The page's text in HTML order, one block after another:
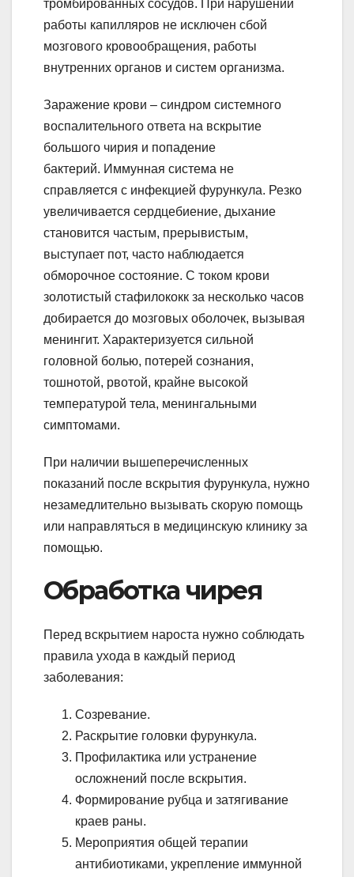
тромбированных сосудов. При нарушении
работы капилляров не исключен сбой
мозгового кровообращения, работы
внутренних органов и систем организма.
Заражение крови – синдром системного
воспалительного ответа на вскрытие
большого чирия и попадение
бактерий. Иммунная система не
справляется с инфекцией фурункула. Резко
увеличивается сердцебиение, дыхание
становится частым, прерывистым,
выступает пот, часто наблюдается
обморочное состояние. С током крови
золотистый стафилококк за несколько часов
добирается до мозговых оболочек, вызывая
менингит. Характеризуется сильной
головной болью, потерей сознания,
тошнотой, рвотой, крайне высокой
температурой тела, менингальными
симптомами.
При наличии вышеперечисленных
показаний после вскрытия фурункула, нужно
незамедлительно вызывать скорую помощь
или направляться в медицинскую клинику за
помощью.
Обработка чирея
Перед вскрытием нароста нужно соблюдать
правила ухода в каждый период
заболевания:
Созревание.
Раскрытие головки фурункула.
Профилактика или устранение
осложнений после вскрытия.
Формирование рубца и затягивание
краев раны.
Мероприятия общей терапии
антибиотиками, укрепление иммунной